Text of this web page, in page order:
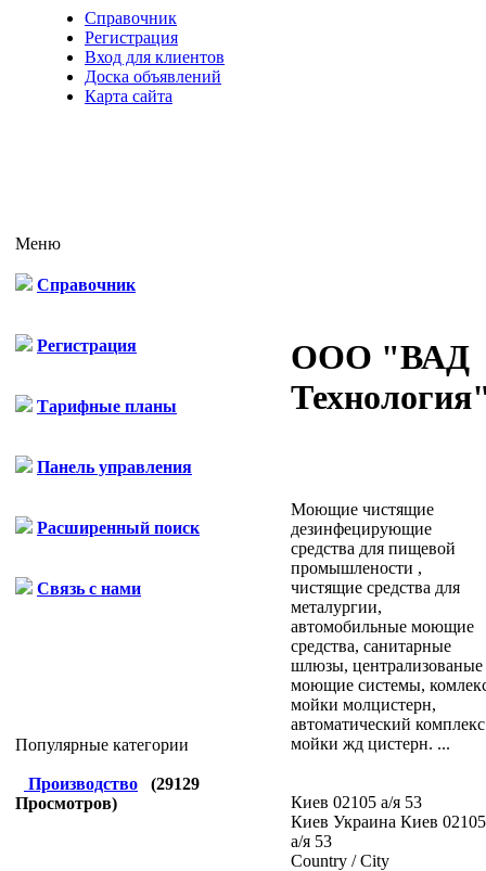
Справочник
Регистрация
Вход для клиентов
Доска объявлений
Карта сайта
Меню
Справочник
Регистрация
Тарифные планы
Панель управления
Расширенный поиск
Связь с нами
Популярные категории
Производство (29129
Просмотров)
OOO "ВАД
Моющие чистящие
дезинфецирующие
средства для пищевой
промышлености ,
чистящие средства для
металургии,
автомобильные моющие
средства, санитарные
шлюзы, централизованые
моющие системы,
мойки молцистерн,
автоматический комплекс
мойки жд цистерн. ...
Киев 02105 а/я 53
Киев Украина Киев 02105
а/я 53
Country / City